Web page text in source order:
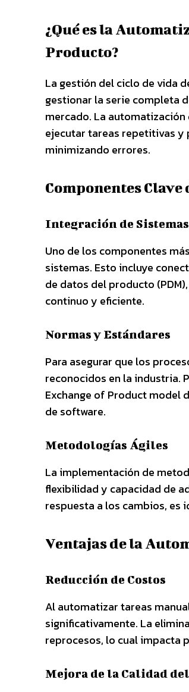
¿Qué es la
Producto?
La gestión del ciclo de vida
gestionar la serie completa
mercado. La
ejecutar tareas repetitivas y
minimizando errores.
Componentes
Integración de Sistemas
Uno de los componentes
sistemas. Esto incluye
de datos del producto
continuo y eficiente.
Normas y Estándares
Para asegurar que los
reconocidos en la industria.
Exchange of Product model
de software.
Metodologías Ágiles
La implementación de
flexibilidad y capacidad de
respuesta a los cambios, es
Ventajas de la
Reducción de Costos
Al automatizar tareas
significativamente. La
reprocesos, lo cual impacta
Mejora de la Calidad